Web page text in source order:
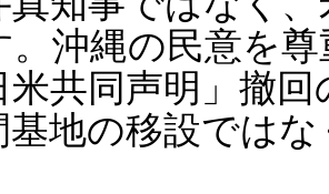
。沖縄の民意を
米共同声明」撤
基地の移設では